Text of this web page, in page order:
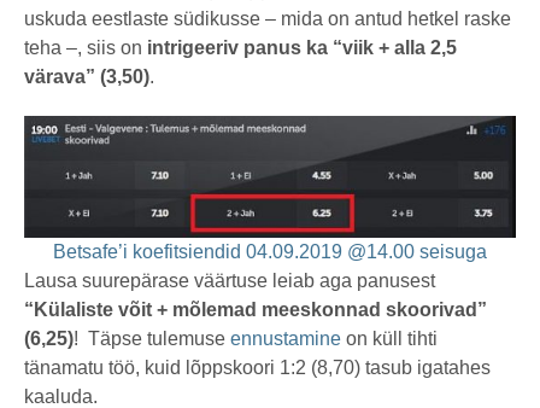
uskuda eestlaste südikusse – mida on antud hetkel raske
teha –, siis on intrigeeriv panus ka “viik + alla 2,5
värava” (3,50).
Betsafe’i koefitsiendid 04.09.2019 @14.00 seisuga
Lausa suurepärase väärtuse leiab aga panusest
“Külaliste võit + mõlemad meeskonnad skoorivad”
(6,25)! Täpse tulemuse ennustamine on küll tihti
tänamatu töö, kuid lõppskoori 1:2 (8,70) tasub igatahes
kaaluda.